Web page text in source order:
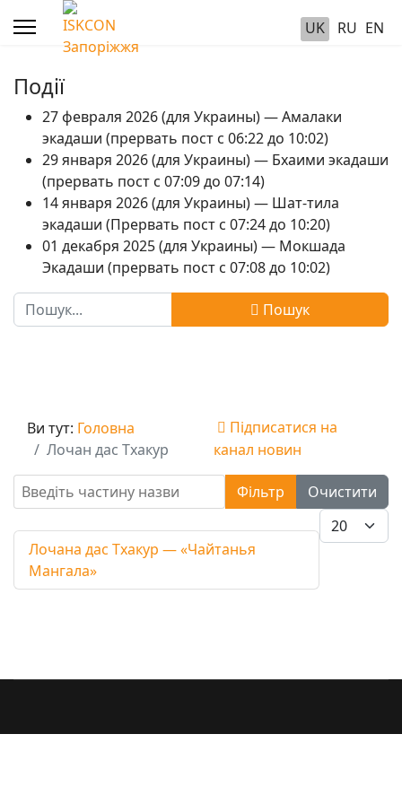
UK RU EN
Події
27 февраля 2026 (для Украины) — Амалаки
экадаши (прервать пост с 06:22 до 10:02)
29 января 2026 (для Украины) — Бхаими экадаши
(прервать пост с 07:09 до 07:14)
14 января 2026 (для Украины) — Шат-тила
экадаши (Прервать пост с 07:24 до 10:20)
01 декабря 2025 (для Украины) — Мокшада
Экадаши (прервать пост с 07:08 до 10:02)
Пошук
Пошук
Ви тут: Головна
Лочан дас Тхакур
Підписатися на
канал новин
Введіть частину назви
Фільтр
Очистити
Показувати
Лочана дас Тхакур — «Чайтанья
Мангала»